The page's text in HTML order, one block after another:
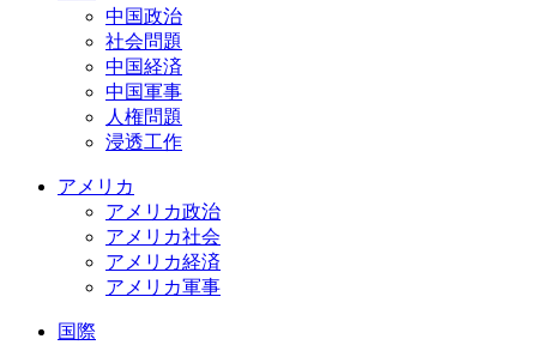
中国政治
社会問題
中国経済
中国軍事
人権問題
浸透工作
アメリカ
アメリカ政治
アメリカ社会
アメリカ経済
アメリカ軍事
国際